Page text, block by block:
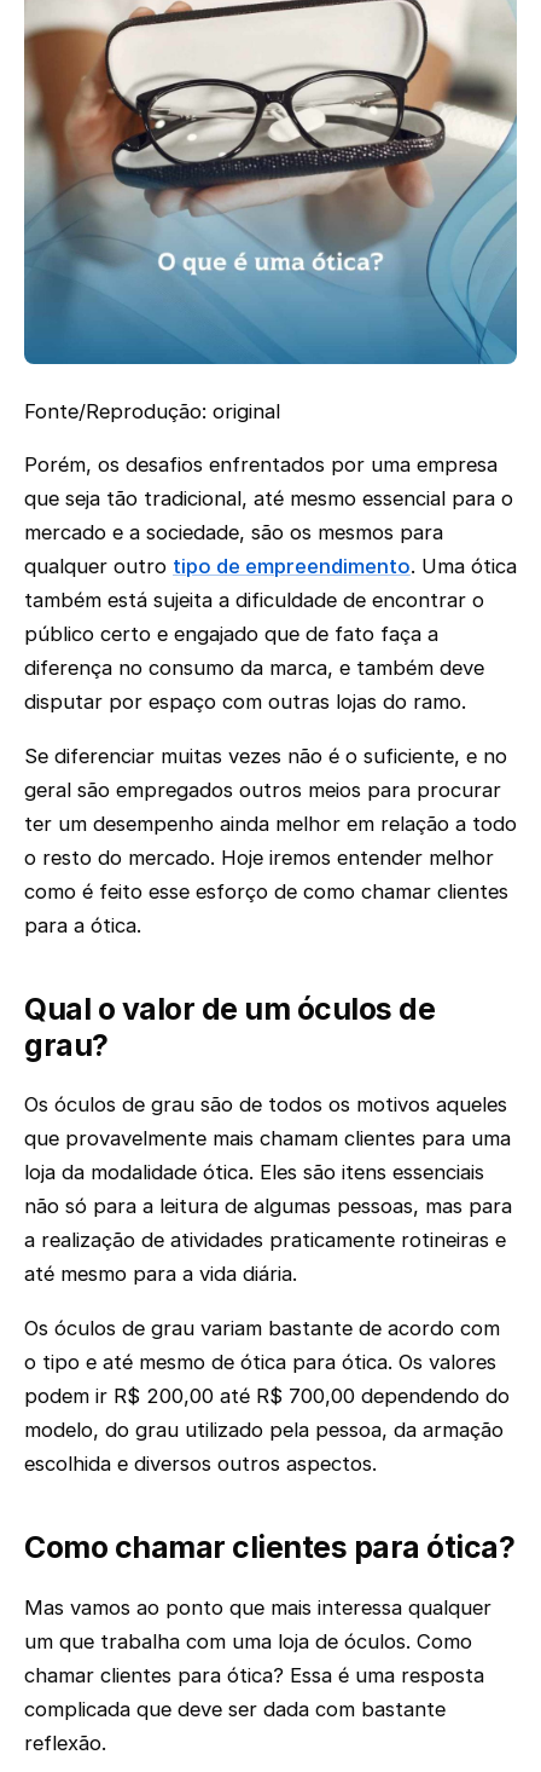
Fonte/Reprodução: original
Porém, os desafios enfrentados por uma empresa
que seja tão tradicional, até mesmo essencial para o
mercado e a sociedade, são os mesmos para
qualquer outro tipo de empreendimento. Uma ótica
também está sujeita a dificuldade de encontrar o
público certo e engajado que de fato faça a
diferença no consumo da marca, e também deve
disputar por espaço com outras lojas do ramo.
Se diferenciar muitas vezes não é o suficiente, e no
geral são empregados outros meios para procurar
ter um desempenho ainda melhor em relação a todo
o resto do mercado. Hoje iremos entender melhor
como é feito esse esforço de como chamar clientes
para a ótica.
Qual o valor de um óculos de
grau?
Os óculos de grau são de todos os motivos aqueles
que provavelmente mais chamam clientes para uma
loja da modalidade ótica. Eles são itens essenciais
não só para a leitura de algumas pessoas, mas para
a realização de atividades praticamente rotineiras e
até mesmo para a vida diária.
Os óculos de grau variam bastante de acordo com
o tipo e até mesmo de ótica para ótica. Os valores
podem ir R$ 200,00 até R$ 700,00 dependendo do
modelo, do grau utilizado pela pessoa, da armação
escolhida e diversos outros aspectos.
Como chamar clientes para ótica?
Mas vamos ao ponto que mais interessa qualquer
um que trabalha com uma loja de óculos. Como
chamar clientes para ótica? Essa é uma resposta
complicada que deve ser dada com bastante
reflexão.